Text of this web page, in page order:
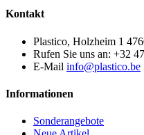
Kontakt
Plastico, Holzheim 1
Rufen Sie uns an: +32
E-Mail info@plastico.be
Informationen
Sonderangebote